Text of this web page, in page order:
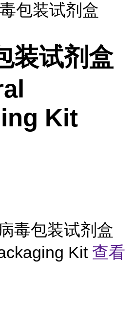
包装试剂盒
装试剂盒
Kit
毒包装试剂盒
Kit 查看